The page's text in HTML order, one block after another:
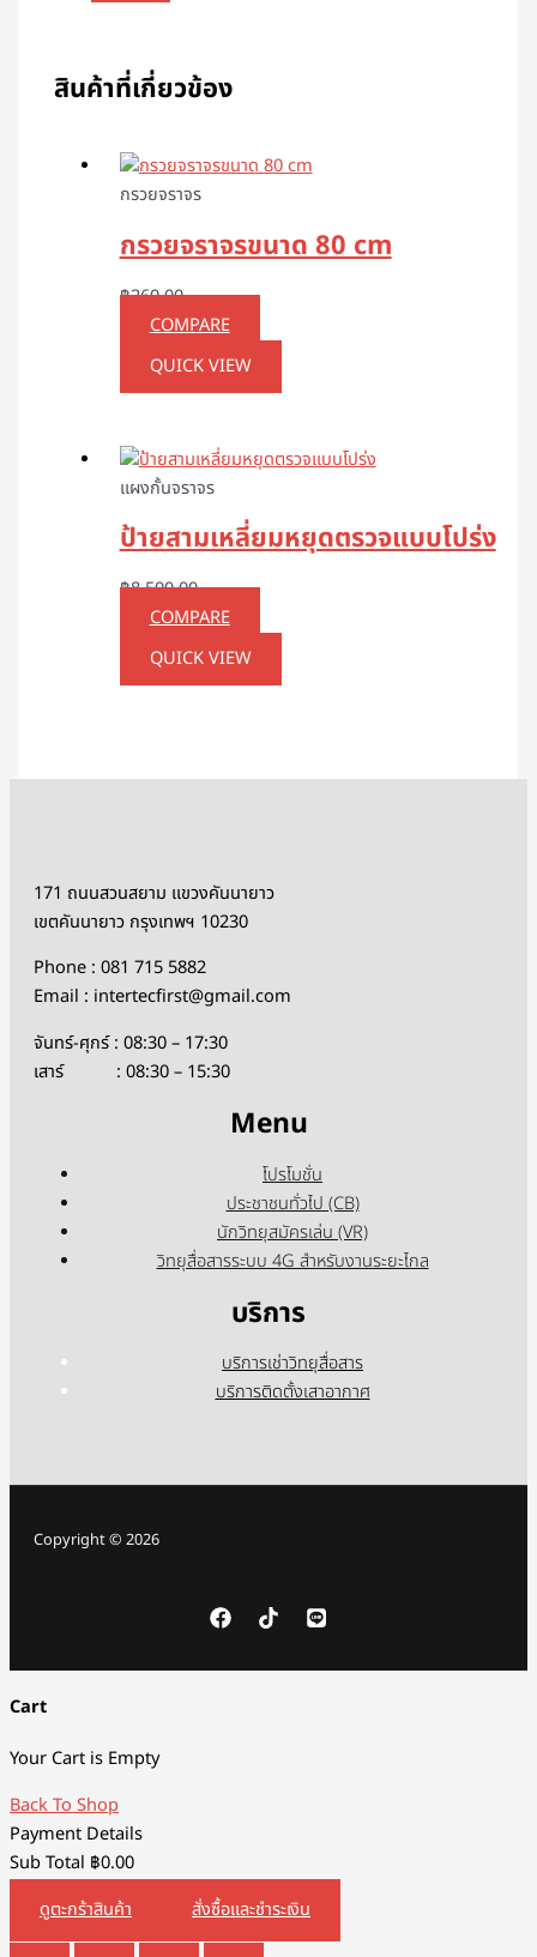
สินค้าที่เกี่ยวข้อง
กรวยจราจร
กรวยจราจรขนาด 80 cm
฿260.00
COMPARE
QUICK VIEW
แผงกั้นจราจร
ป้ายสามเหลี่ยมหยุดตรวจแบบโปร่ง
฿8,500.00
COMPARE
QUICK VIEW
171 ถนนสวนสยาม แขวงคันนายาว
เขตคันนายาว กรุงเทพฯ 10230
Phone : 081 715 5882
Email : intertecfirst@gmail.com
จันทร์-ศุกร์ : 08:30 – 17:30
เสาร์ : 08:30 – 15:30
Menu
โปรโมชั่น
ประชาชนทั่วไป (CB)
นักวิทยุสมัครเล่น (VR)
วิทยุสื่อสารระบบ 4G สำหรับงานระยะไกล
บริการ
บริการเช่าวิทยุสื่อสาร
บริการติดตั้งเสาอากาศ
Copyright © 2026
Cart
Your Cart is Empty
Back To Shop
Payment Details
Sub Total ฿0.00
ดูตะกร้าสินค้า
สั่งซื้อและชำระเงิน